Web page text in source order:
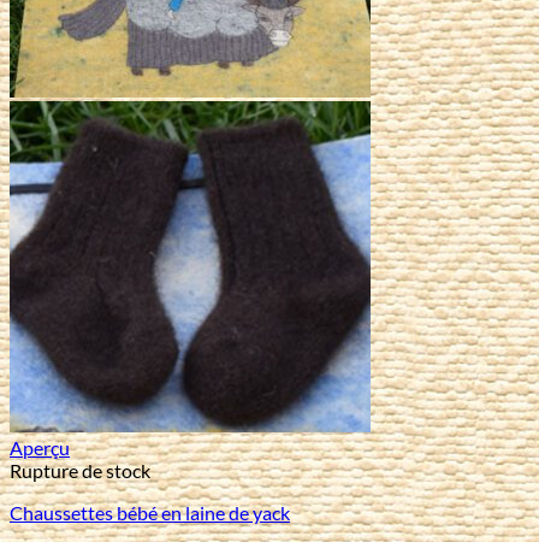
Aperçu
Rupture de stock
Chaussettes bébé en laine de yack